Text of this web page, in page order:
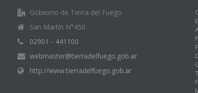
Gobierno de Tierra del Fuego
San Martín N°450
02901 - 441100
webmaster@tierradelfuego.gob.ar
http://www.tierradelfuego.gob.ar